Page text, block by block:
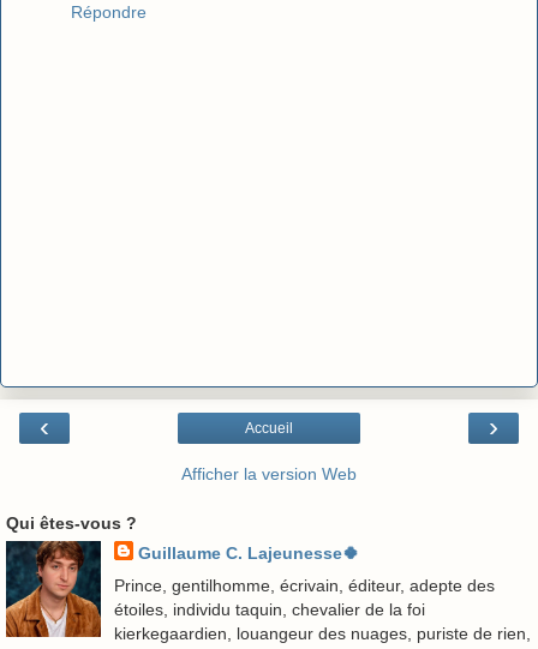
Répondre
‹ ›
Accueil
Afficher la version Web
Qui êtes-vous ?
Guillaume C. Lajeunesse🍀
Prince, gentilhomme, écrivain, éditeur, adepte des
étoiles, individu taquin, chevalier de la foi
kierkegaardien, louangeur des nuages, puriste de rien,